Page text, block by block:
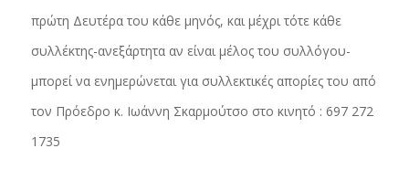
πρώτη Δευτέρα του κάθε μηνός, και μέχρι τότε κάθε
συλλέκτης-ανεξάρτητα αν είναι μέλος του συλλόγου-
μπορεί να ενημερώνεται για συλλεκτικές απορίες του από
τον Πρόεδρο κ. Ιωάννη Σκαρμούτσο στο κινητό : 697 272
1735